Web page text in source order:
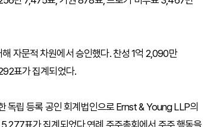
자문적 차원에서 승인했다. 찬성 1억 2,090만
표가 집계되었다.
독립 등록 공인 회계법인으로 Ernst & Young LLP의
표가 집계되었다.연례 주주총회에서 주주 행동을